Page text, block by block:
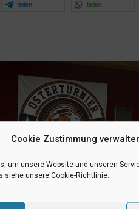
Cookie Zustimmung
um unsere Website und unseren
siehe unsere Cookie-Richtlinie.
teilen teilen